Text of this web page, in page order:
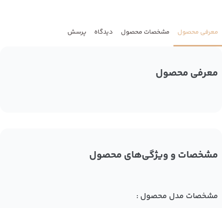
معرفی محصول مشخصات محصول دیدگاه پرسش
معرفی محصول
مشخصات و ویژگی‌های محصول
مشخصات مدل محصول :